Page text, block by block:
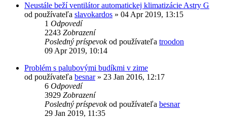
Neustále beží ventilátor automatickej klimatizácie Astry G
od používateľa slavokardos » 04 Apr 2019, 13:15
1 Odpovedí
2243 Zobrazení
Posledný príspevokod používateľa troodon
09 Apr 2019, 10:14
Problém s palubovými budíkmi v zime
od používateľa besnar» 23 Jan 2016, 12:17
6 Odpovedí
3929 Zobrazení
Posledný príspevokod používateľa besnar
29 Jan 2019, 11:35